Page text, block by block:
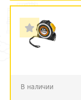
В наличии